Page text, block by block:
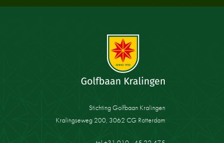
Stichting Golfbaan Kralingen
Kralingseweg 200, 3062 CG Rotterdam